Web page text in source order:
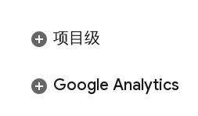
项目级
Google Analytics